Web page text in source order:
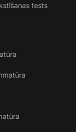
tests